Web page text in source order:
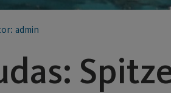
admin